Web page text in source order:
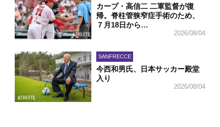
カープ・高信二 二軍監督が復
帰。脊柱管狭窄症手術のため、
７月18日から…
2026/08/04
SANFRECCE
今西和男氏、日本サッカー殿堂
入り
2026/08/04